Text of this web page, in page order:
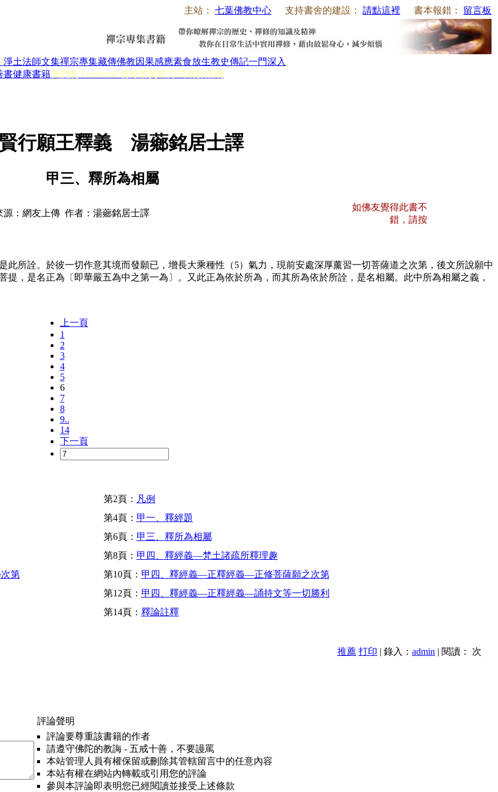
主站： 七葉佛教中心 支持書舍的建設： 請點這裡 書本報錯： 留言板
淨土法師文集禪宗專集藏傳佛教因果感應素食放生教史傳記一門深入
書健康書籍我們的 Facebook 粉絲群贊助方式戒邪淫網
行願王釋義 湯薌銘居士譯
甲三、釋所為相屬
源：網友上傳 作者：湯薌銘居士譯
如佛友覺得此書不
錯，請按
此所詮。於彼一切作意其境而發願已，增長大乘種性（5）氣力，現前安處深厚薰習一切菩薩道之次第，後文所說願中
，是名正為〔即華嚴五為中之第一為〕。又此正為依於所為，而其所為依於所詮，是名相屬。此中所為相屬之義，
上一頁
1
2
3
4
5
6
7
8
9..
14
下一頁
第2頁： 凡例
第4頁： 甲一、釋經題
第6頁： 甲三、釋所為相屬
第8頁： 甲四、釋經義—梵土諸疏所釋理趣
第 第10頁： 甲四、釋經義—正釋經義—正修菩薩願之次第
第12頁： 甲四、釋經義—正釋經義—誦持文等一切勝利
第14頁： 釋論註釋
推薦 打印 | 錄入： admin | 閱讀：
次
評論聲明
評論要尊重該書籍的作者
請遵守佛陀的教誨 - 五戒十善，不要謾罵
本站管理人員有權保留或刪除其管轄留言中的任意內容
本站有權在網站內轉載或引用您的評論
參與本評論即表明您已經閱讀並接受上述條款